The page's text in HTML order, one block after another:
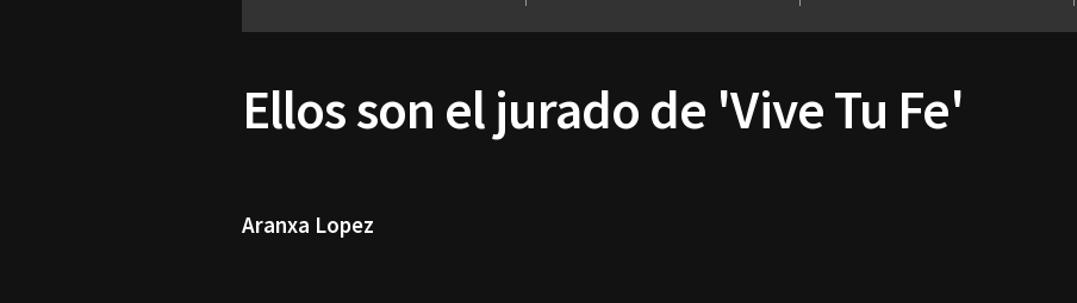
Ellos son el jurado de 'Vive Tu Fe'
Aranxa Lopez